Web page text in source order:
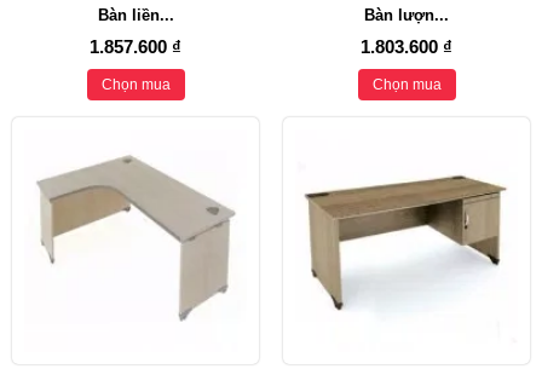
Bàn liền...
1.857.600 ₫
Chọn mua
Bàn lượn...
1.803.600 ₫
Chọn mua